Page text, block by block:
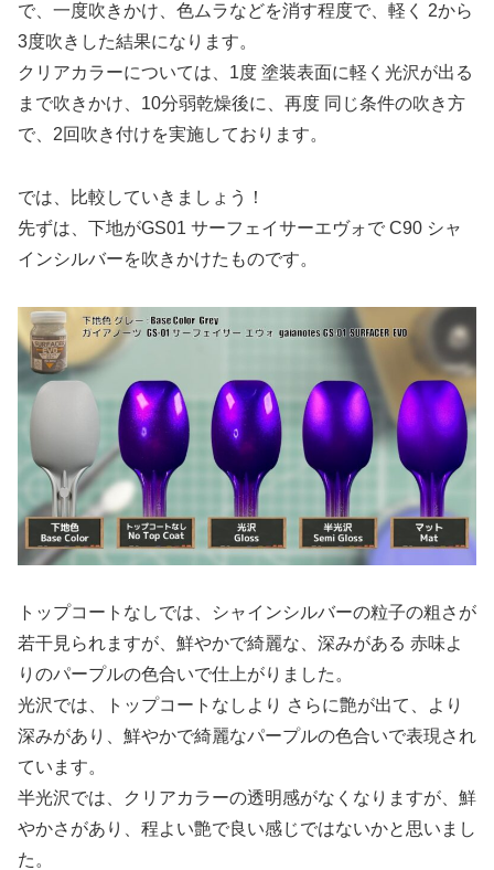
で、一度吹きかけ、色ムラなどを消す程度で、軽く 2から
3度吹きした結果になります。
クリアカラーについては、1度 塗装表面に軽く光沢が出る
まで吹きかけ、10分弱乾燥後に、再度 同じ条件の吹き方
で、2回吹き付けを実施しております。
では、比較していきましょう！
先ずは、下地がGS01 サーフェイサーエヴォで C90 シャ
インシルバーを吹きかけたものです。
トップコートなしでは、シャインシルバーの粒子の粗さが
若干見られますが、鮮やかで綺麗な、深みがある 赤味よ
りのパープルの色合いで仕上がりました。
光沢では、トップコートなしより さらに艶が出て、より
深みがあり、鮮やかで綺麗なパープルの色合いで表現され
ています。
半光沢では、クリアカラーの透明感がなくなりますが、鮮
やかさがあり、程よい艶で良い感じではないかと思いまし
た。